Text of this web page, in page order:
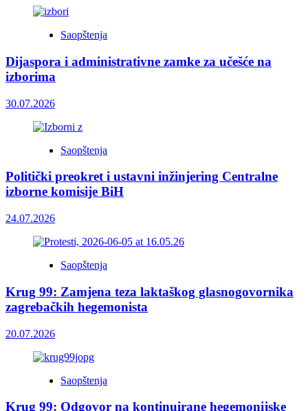
Saopštenja
Dijaspora i administrativne zamke za učešće na
izborima
30.07.2026
Saopštenja
Politički preokret i ustavni inžinjering Centralne
izborne komisije BiH
24.07.2026
Saopštenja
Krug 99: Zamjena teza laktaškog glasnogovornika
zagrebačkih hegemonista
20.07.2026
Saopštenja
Krug 99: Odgovor na kontinuirane hegemonijske